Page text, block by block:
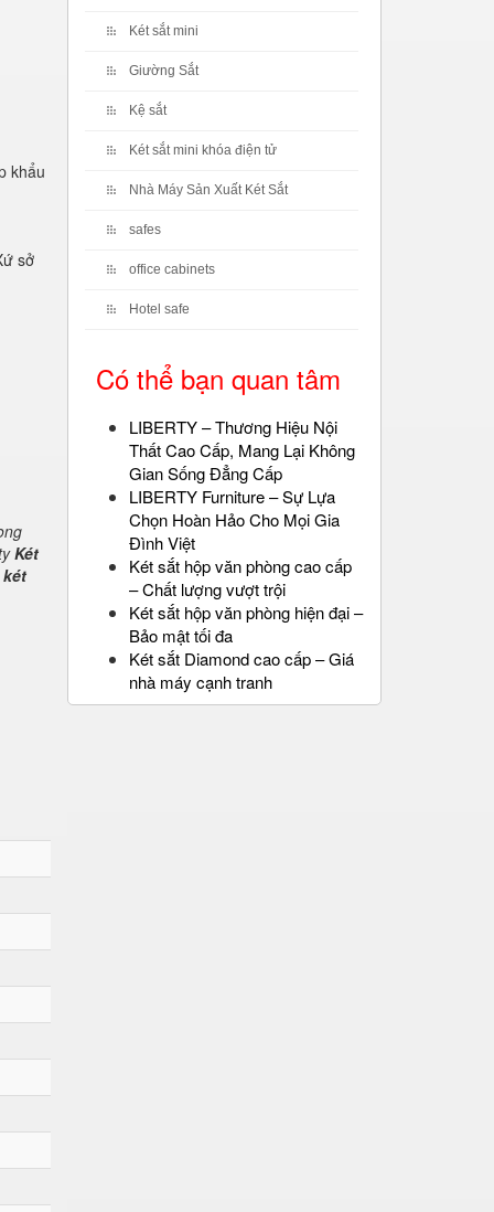
khẩu
sở
Két
két
Két sắt mini
Giường Sắt
Kệ sắt
Két sắt mini khóa điện tử
Nhà Máy Sản Xuất Két Sắt
safes
office cabinets
Hotel safe
Có thể bạn quan tâm
LIBERTY – Thương Hiệu Nội
Thất Cao Cấp, Mang Lại Không
Gian Sống Đẳng Cấp
LIBERTY Furniture – Sự Lựa
Chọn Hoàn Hảo Cho Mọi Gia
Đình Việt
Két sắt hộp văn phòng cao cấp
– Chất lượng vượt trội
Két sắt hộp văn phòng hiện đại –
Bảo mật tối đa
Két sắt Diamond cao cấp – Giá
nhà máy cạnh tranh